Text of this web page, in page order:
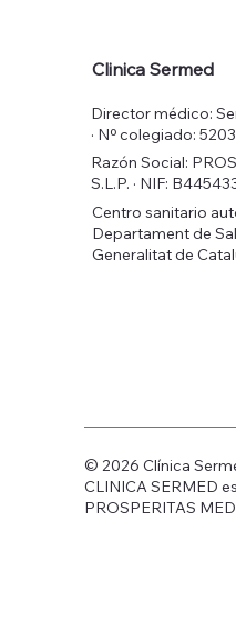
Clinica Sermed
Director médico:
· Nº colegiado:
Razón Social:
S.L.P. · NIF:
Centro sanitario
Departament de
Generalitat de
© 2026 Clínica
CLINICA SERMED
PROSPERITAS